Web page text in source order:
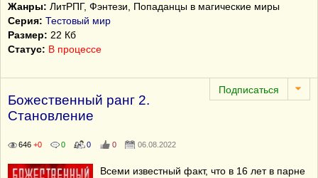
Жанры: ЛитРПГ, Фэнтези, Попаданцы в магические миры
Серия: Тестовый мир
Размер: 22 Кб
Статус: В процессе
Божественный ранг 2.
Становление
646 +0 0 0 0 06.08.2022
Всеми известный факт, что в 16 лет в парне